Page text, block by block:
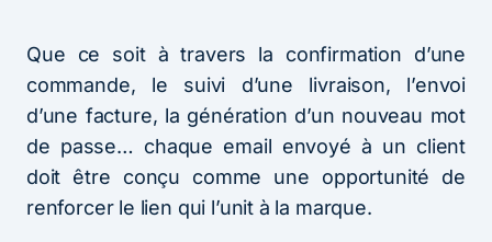
Que ce soit à travers la confirmation d’une
commande, le suivi d’une livraison, l’envoi
d’une facture, la génération d’un nouveau mot
de passe… chaque email envoyé à un client
doit être conçu comme une opportunité de
renforcer le lien qui l’unit à la marque.